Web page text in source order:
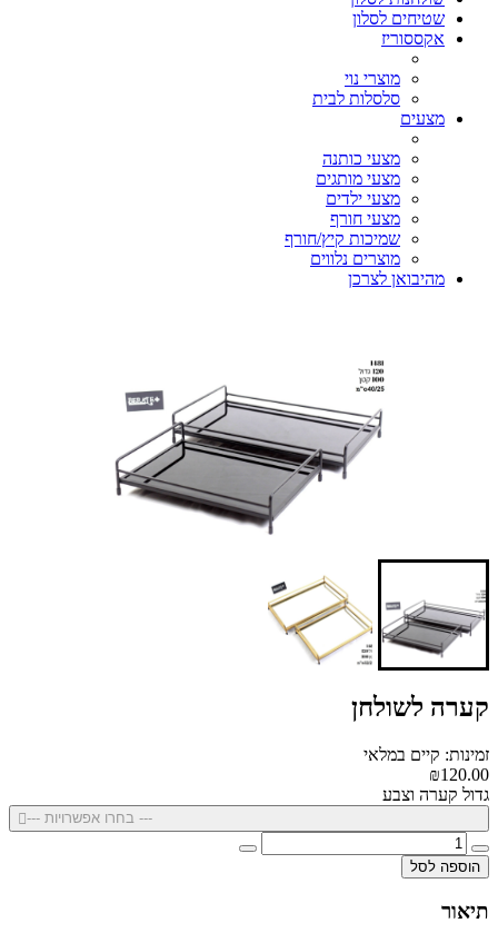
שטיחים לסלון
אקססוריז
מוצרי נוי
סלסלות לבית
מצעים
מצעי כותנה
מצעי מותגים
מצעי ילדים
מצעי חורף
שמיכות קיץ/חורף
מוצרים נלווים
מהיבואן לצרכן
קערה לשולחן
זמינות: קיים במלאי
₪120.00
גדול קערה וצבע
--- בחרו אפשרויות ---
הוספה לסל
תיאור